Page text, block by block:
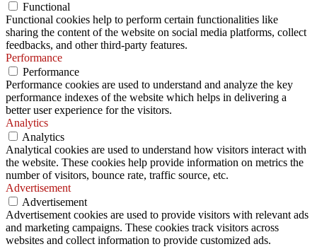
Functional
Functional cookies help to perform certain functionalities like
sharing the content of the website on social media platforms, collect
feedbacks, and other third-party features.
Performance
Performance
Performance cookies are used to understand and analyze the key
performance indexes of the website which helps in delivering a
better user experience for the visitors.
Analytics
Analytics
Analytical cookies are used to understand how visitors interact with
the website. These cookies help provide information on metrics the
number of visitors, bounce rate, traffic source, etc.
Advertisement
Advertisement
Advertisement cookies are used to provide visitors with relevant ads
and marketing campaigns. These cookies track visitors across
websites and collect information to provide customized ads.